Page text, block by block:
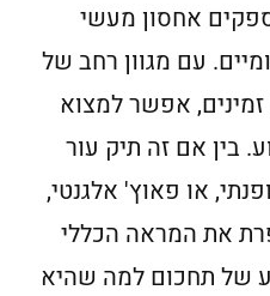
אחסון מעשי
עם מגוון רחב של
זמינים, אפשר למצוא
בין אם זה תיק עור
או פאוץ' אלגנטי,
את המראה הכללי
של תחכום למה שהיא